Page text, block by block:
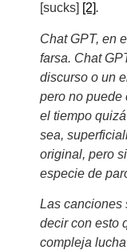
[sucks] [2].
Chat GPT, en
farsa. Chat
discurso o un
pero no puede
el tiempo
sea,
original, pero
especie de
Las canciones
decir con esto
compleja